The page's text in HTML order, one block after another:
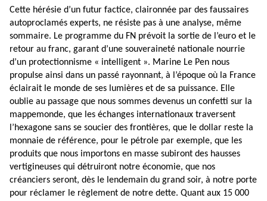
Cette hérésie d’un futur factice, claironnée par des faussaires
autoproclamés experts, ne résiste pas à une analyse, même
sommaire. Le programme du FN prévoit la sortie de l’euro et le
retour au franc, garant d’une souveraineté nationale nourrie
d’un protectionnisme « intelligent ». Marine Le Pen nous
propulse ainsi dans un passé rayonnant, à l’époque où la France
éclairait le monde de ses lumières et de sa puissance. Elle
oublie au passage que nous sommes devenus un confetti sur la
mappemonde, que les échanges internationaux traversent
l’hexagone sans se soucier des frontières, que le dollar reste la
monnaie de référence, pour le pétrole par exemple, que les
produits que nous importons en masse subiront des hausses
vertigineuses qui détruiront notre économie, que nos
créanciers seront, dès le lendemain du grand soir, à notre porte
pour réclamer le règlement de notre dette. Quant aux 15 000